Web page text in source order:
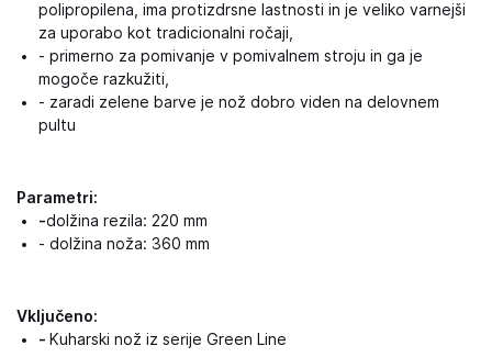
polipropilena, ima protizdrsne lastnosti in je veliko varnejši
za uporabo kot tradicionalni ročaji,
- primerno za pomivanje v pomivalnem stroju in ga je
mogoče razkužiti,
- zaradi zelene barve je nož dobro viden na delovnem
pultu
Parametri:
-dolžina rezila: 220 mm
- dolžina noža: 360 mm
Vključeno:
- Kuharski nož iz serije Green Line